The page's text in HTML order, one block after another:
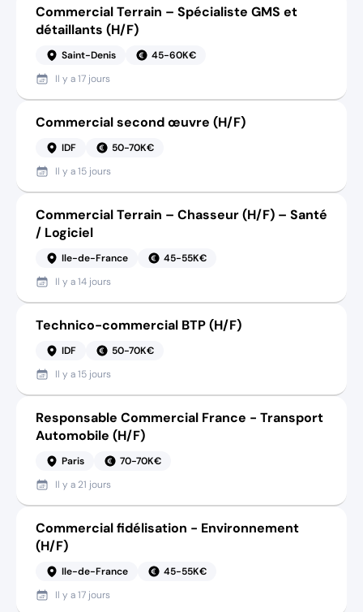
Commercial Terrain – Spécialiste GMS et
détaillants (H/F)
Saint-Denis
45-60K€
Il y a17 jours
Commercial second œuvre (H/F)
IDF
50-70K€
Il y a15 jours
Commercial Terrain – Chasseur (H/F) – Santé
/ Logiciel
Ile-de-France
45-55K€
Il y a14 jours
Technico-commercial BTP (H/F)
IDF
50-70K€
Il y a15 jours
Responsable Commercial France - Transport
Automobile (H/F)
Paris
70-70K€
Il y a 21 jours
Commercial fidélisation - Environnement
(H/F)
Ile-de-France
45-55K€
Il y a17 jours